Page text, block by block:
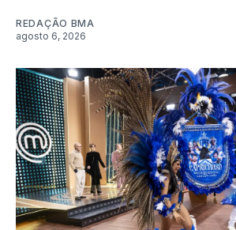
REDAÇÃO BMA
agosto 6, 2026